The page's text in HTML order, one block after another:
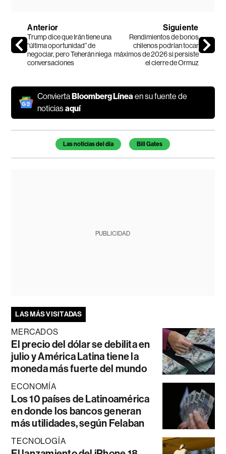
Anterior
Trump dice que Irán tiene una
“última oportunidad” de
negociar, pero Teherán niega
conversaciones
Siguiente
Rendimientos de bonos
chilenos podrían tocar
máximos de 2026 si persiste
el cierre de Ormuz
ConviertaBloomberg Línea en su fuente de
noticiasaquí
Temas de este artículo
Las noticias del día Bill Gates
PUBLICIDAD
LAS MÁS VISITADAS
MERCADOS
El precio del dólar se debilita en
julio y América Latina tiene la
moneda más fuerte del mundo
ECONOMÍA
Los 10 países de Latinoamérica
en donde los bancos generan
más utilidades, según Felaban
TECNOLOGÍA